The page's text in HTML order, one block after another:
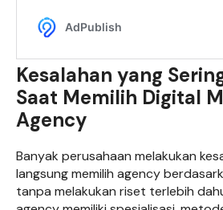
Kesalahan yang
Saat Memilih Digital
Agency
Banyak perusahaan melakukan
langsung memilih agency
tanpa melakukan riset terlebih